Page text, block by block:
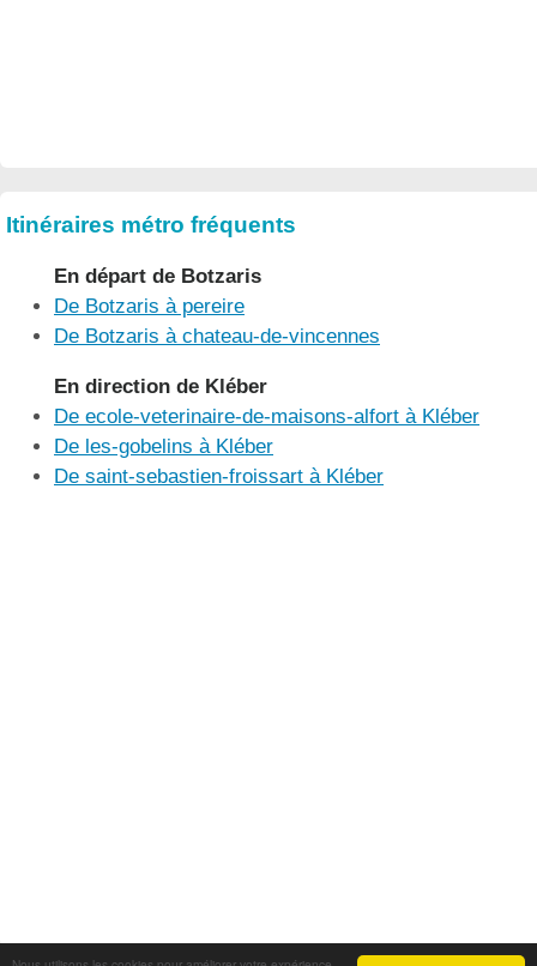
Itinéraires métro fréquents
En départ de Botzaris
De Botzaris à pereire
De Botzaris à chateau-de-vincennes
En direction de Kléber
De ecole-veterinaire-de-maisons-alfort à Kléber
De les-gobelins à Kléber
De saint-sebastien-froissart à Kléber